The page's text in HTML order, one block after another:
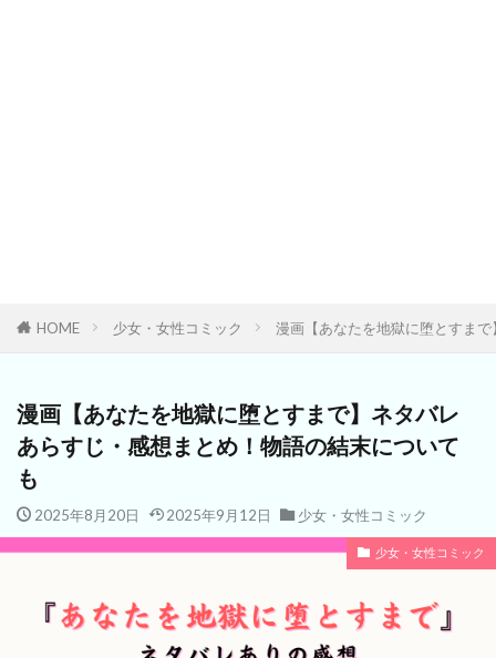
HOME 少女・女性コミック 漫画【あなたを地獄に堕とすま
漫画【あなたを地獄に堕とすまで】ネタバレ
あらすじ・感想まとめ！物語の結末について
も
2025年8月20日 2025年9月12日 少女・女性コミック
少女・女性コミック